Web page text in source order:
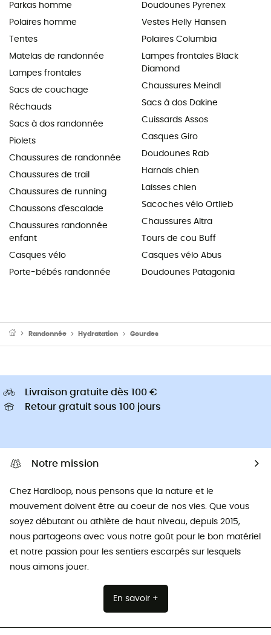
Parkas homme
Polaires homme
Tentes
Matelas de randonnée
Lampes frontales
Sacs de couchage
Réchauds
Sacs à dos randonnée
Piolets
Chaussures de randonnée
Chaussures de trail
Chaussures de running
Chaussons d'escalade
Chaussures randonnée
enfant
Casques vélo
Porte-bébés randonnée
Doudounes Pyrenex
Vestes Helly Hansen
Polaires Columbia
Lampes frontales Black
Diamond
Chaussures Meindl
Sacs à dos Dakine
Cuissards Assos
Casques Giro
Doudounes Rab
Harnais chien
Laisses chien
Sacoches vélo Ortlieb
Chaussures Altra
Tours de cou Buff
Casques vélo Abus
Doudounes Patagonia
Randonnée Hydratation Gourdes
Livraison gratuite dès 100 €
Retour gratuit sous 100 jours
Notre mission
Chez Hardloop, nous pensons que la nature et le
mouvement doivent être au coeur de nos vies. Que vous
soyez débutant ou athlète de haut niveau, depuis 2015,
nous partageons avec vous notre goût pour le bon matériel
et notre passion pour les sentiers escarpés sur lesquels
nous aimons jouer.
En savoir +